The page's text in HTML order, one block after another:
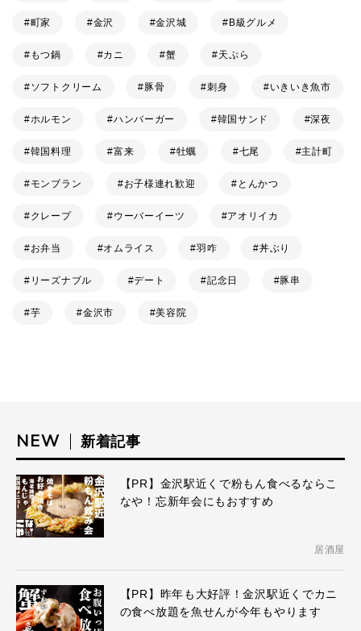
町家 金沢 金沢城 B級グルメ
もつ鍋 カニ 蟹 天ぷら
ソフトクリーム 豚骨 刺身 いきいき魚市
ホルモン ハンバーガー 韓国サンド 深夜
韓国料理 富来 牡蠣 七尾 主計町
モンブラン お子様連れ歓迎 とんかつ
クレープ ウーバーイーツ アオリイカ
お弁当 オムライス 羽咋 丼ぶり
リーズナブル デート 記念日 豚串
芋 金沢市 美容院
NEW 新着記事
【PR】金沢駅近くで粉もん食べるならこ
なや！忘新年会にもおすすめ
居酒屋
【PR】昨年も大好評！金沢駅近くでカニ
の食べ放題を魚せんが今年もやります